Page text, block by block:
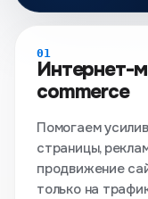
01
Интернет-
commerce
Помогаем
страницы,
продвижение
только на